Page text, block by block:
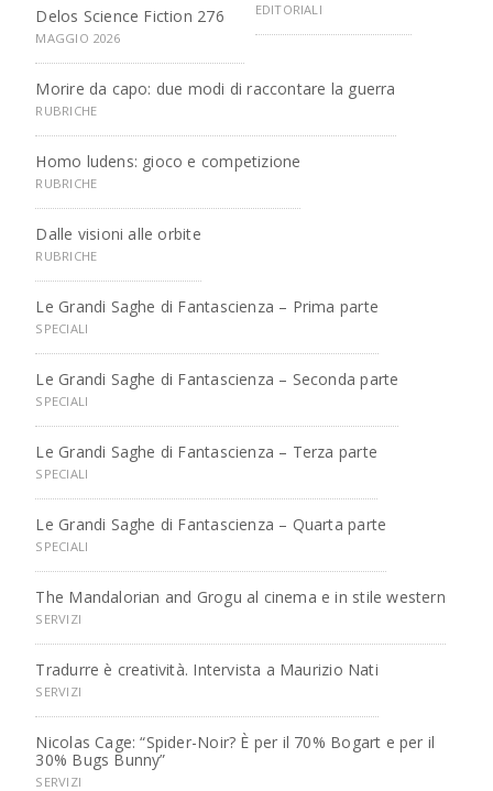
Delos Science Fiction 276
MAGGIO 2026
EDITORIALI
Morire da capo: due modi di raccontare la guerra
RUBRICHE
Homo ludens: gioco e competizione
RUBRICHE
Dalle visioni alle orbite
RUBRICHE
Le Grandi Saghe di Fantascienza – Prima parte
SPECIALI
Le Grandi Saghe di Fantascienza – Seconda parte
SPECIALI
Le Grandi Saghe di Fantascienza – Terza parte
SPECIALI
Le Grandi Saghe di Fantascienza – Quarta parte
SPECIALI
The Mandalorian and Grogu al cinema e in stile western
SERVIZI
Tradurre è creatività. Intervista a Maurizio Nati
SERVIZI
Nicolas Cage: “Spider-Noir? È per il 70% Bogart e per il
30% Bugs Bunny”
SERVIZI